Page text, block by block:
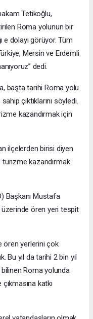
Tetikoğlu,
Roma yolunun bir
e dolayı görüyor. Tüm
Mersin ve Erdemli
dedi.
başta tarihi Roma yolu
çıktıklarını söyledi.
kazandırmak için
ilçelerden birisi diyen
turizme kazandırmak
Başkanı Mustafa
üzerinde ören yeri tespit
ören yerlerini çok
Bu yıl da tarihi 2 bin yıl
Roma yolunda
katkı